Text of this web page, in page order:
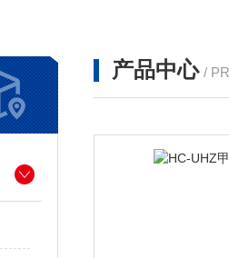
产品中心 /